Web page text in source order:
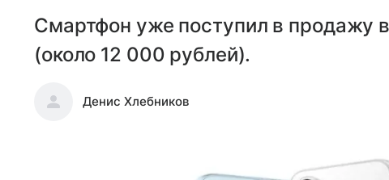
Смартфон уже поступил в продажу
(около 12 000 рублей).
Денис Хлебников